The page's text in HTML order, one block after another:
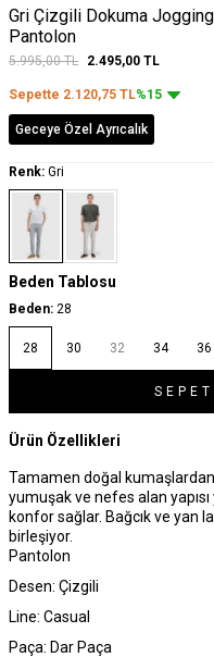
Gri Çizgili Dokuma Jogging
Pantolon
5.995,00TL 2.495,00 TL
Sepette 2.120,75 TL%15
Geceye Özel Ayrıcalık
Renk: Gri
Beden Tablosu
Beden: 28
28 30 32 34 36
Ürün Özellikleri
Tamamen doğal
yumuşak ve nefes alan
konfor sağlar. Bağcık ve yan
birleşiyor.
Pantolon
Desen: Çizgili
Line: Casual
Paça: Dar Paça